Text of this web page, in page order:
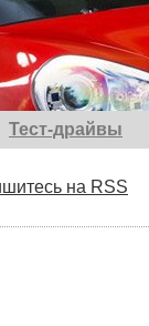
Тест-драйвы
на RSS